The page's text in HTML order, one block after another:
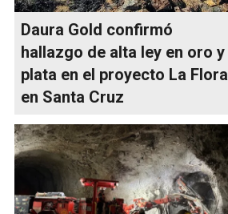
Daura Gold confirmó
hallazgo de alta ley en oro y
plata en el proyecto La Flora
en Santa Cruz